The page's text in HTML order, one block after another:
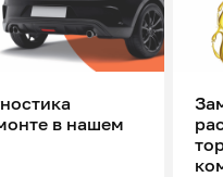
в нашем